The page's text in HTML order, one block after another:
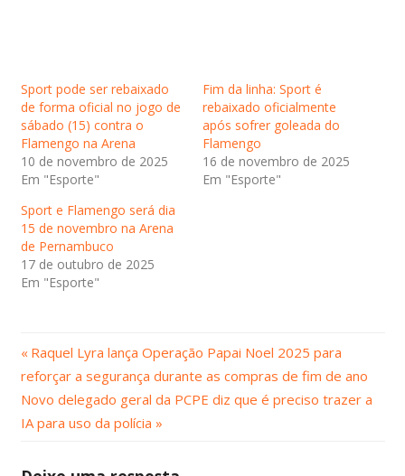
Sport pode ser rebaixado
de forma oficial no jogo de
sábado (15) contra o
Flamengo na Arena
10 de novembro de 2025
Em "Esporte"
Fim da linha: Sport é
rebaixado oficialmente
após sofrer goleada do
Flamengo
16 de novembro de 2025
Em "Esporte"
Sport e Flamengo será dia
15 de novembro na Arena
de Pernambuco
17 de outubro de 2025
Em "Esporte"
Navegação
de
Post
Post
Anterior:
Raquel Lyra lança Operação Papai Noel 2025 para
reforçar a segurança durante as compras de fim de ano
Próximo
Post:
Novo delegado geral da PCPE diz que é preciso trazer a
IA para uso da polícia